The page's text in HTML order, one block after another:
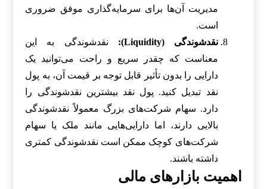
مدیریت آن‌ها برای سرمایه‌گذاری موفق ضروری
است.
نقدشوندگی (Liquidity):
نقدشوندگی به این
معناست که چقدر سریع و راحت می‌توانید یک
دارایی را بدون تأثیر قابل توجه بر قیمت آن، به پول
نقد تبدیل کنید. پول نقد بیشترین نقدشوندگی را
دارد. سهام شرکت‌های بزرگ معمولاً نقدشوندگی
بالایی دارند، اما دارایی‌هایی مانند ملک یا سهام
شرکت‌های کوچک ممکن است نقدشوندگی کمتری
داشته باشند.
اهمیت بازارهای مالی